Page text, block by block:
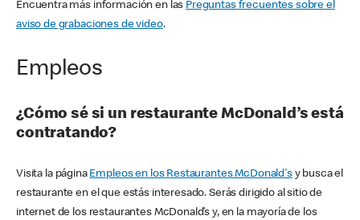
Encuentra más información en las Preguntas frecuentes sobre el
aviso de grabaciones de video.
Empleos
¿Cómo sé si un restaurante McDonald’s está
contratando?
Visita la página Empleos en los Restaurantes McDonald'sy busca el
restaurante en el que estás interesado. Serás dirigido al sitio de
internet de los restaurantes McDonald’s y, en la mayoría de los